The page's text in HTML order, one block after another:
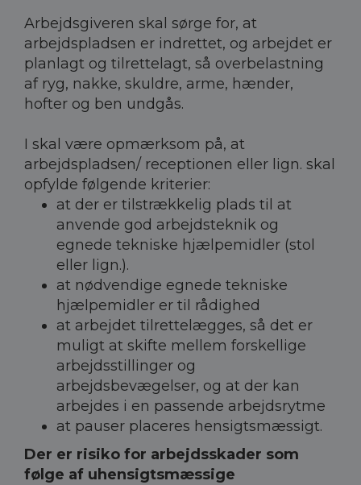
Arbejdsgiveren skal sørge for, at
arbejdspladsen er indrettet, og arbejdet er
planlagt og tilrettelagt, så overbelastning
af ryg, nakke, skuldre, arme, hænder,
hofter og ben undgås.
I skal være opmærksom på, at
arbejdspladsen/ receptionen eller lign. skal
opfylde følgende kriterier:
at der er tilstrækkelig plads til at
anvende god arbejdsteknik og
egnede tekniske hjælpemidler (stol
eller lign.).
at nødvendige egnede tekniske
hjælpemidler er til rådighed
at arbejdet tilrettelægges, så det er
muligt at skifte mellem forskellige
arbejdsstillinger og
arbejdsbevægelser, og at der kan
arbejdes i en passende arbejdsrytme
at pauser placeres hensigtsmæssigt.
Der er risiko for arbejdsskader som
følge af uhensigtsmæssige